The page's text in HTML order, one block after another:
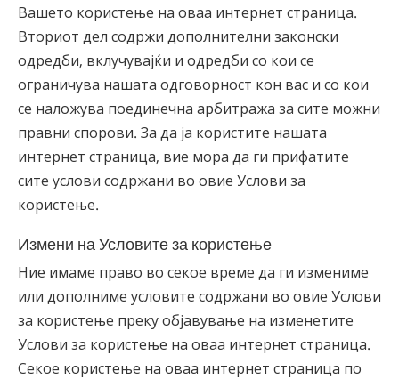
Вашето користење на оваа интернет страница.
Вториот дел содржи дополнителни законски
одредби, вклучувајќи и одредби со кои се
ограничува нашата одговорност кон вас и со кои
се наложува поединечна арбитража за сите можни
правни спорови. За да ја користите нашата
интернет страница, вие мора да ги прифатите
сите услови содржани во овие Услови за
користење.
Измени на Условите за користење
Ние имаме право во секое време да ги измениме
или дополниме условите содржани во овие Услови
за користење преку објавување на изменетите
Услови за користење на оваа интернет страница.
Секое користење на оваа интернет страница по